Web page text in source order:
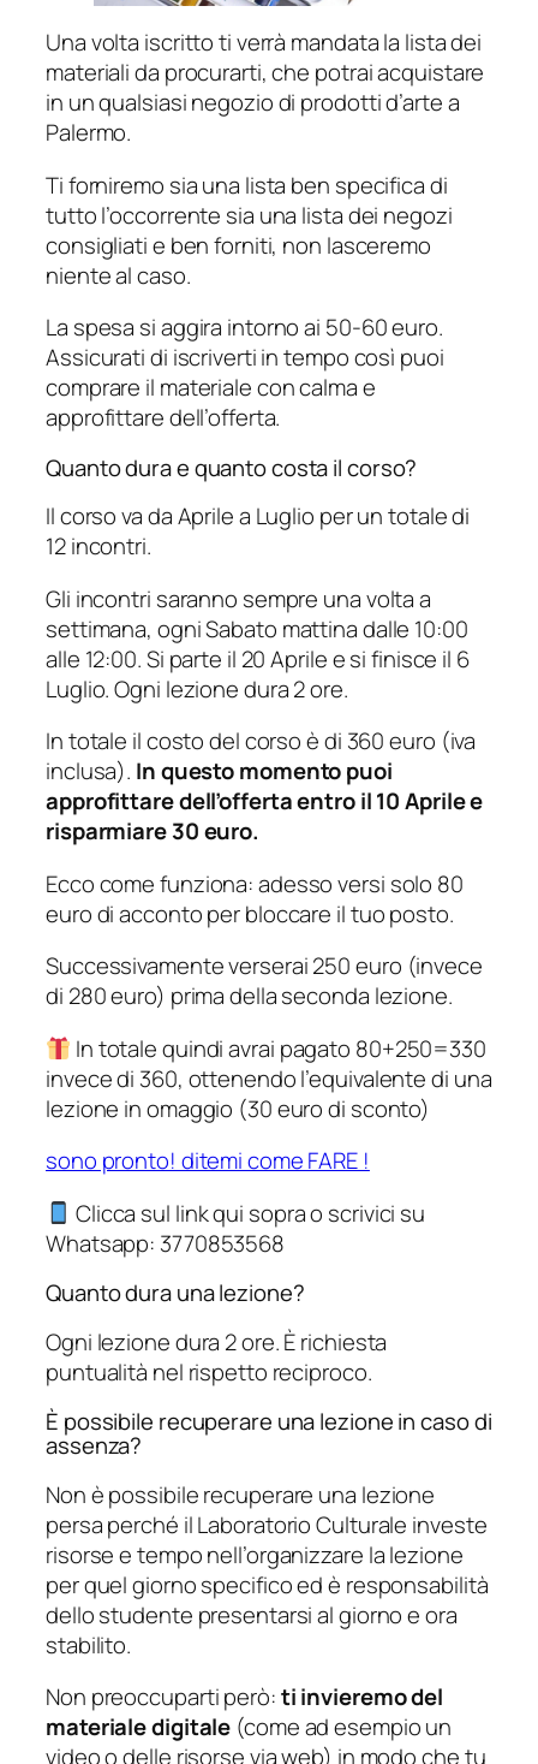
Una volta iscritto ti verrà mandata la lista dei
materiali da procurarti, che potrai acquistare
in un qualsiasi negozio di prodotti d’arte a
Palermo.
Ti forniremo sia una lista ben specifica di
tutto l’occorrente sia una lista dei negozi
consigliati e ben forniti, non lasceremo
niente al caso.
La spesa si aggira intorno ai 50-60 euro.
Assicurati di iscriverti in tempo così puoi
comprare il materiale con calma e
approfittare dell’offerta.
Quanto dura e quanto costa il corso?
Il corso va da Aprile a Luglio per un totale di
12 incontri.
Gli incontri saranno sempre una volta a
settimana, ogni Sabato mattina dalle 10:00
alle 12:00. Si parte il 20 Aprile e si finisce il 6
Luglio. Ogni lezione dura 2 ore.
In totale il costo del corso è di 360 euro (iva
inclusa). In questo momento puoi
approfittare dell’offerta entro il 10 Aprile e
risparmiare30 euro.
Ecco come funziona: adesso versi solo 80
euro di acconto per bloccare il tuo posto.
Successivamente verserai 250 euro (invece
di 280 euro) prima della seconda lezione.
In totale quindi avrai pagato 80+250=330
invece di 360, ottenendo l’equivalente di una
lezione in omaggio (30 euro di sconto)
sono pronto! ditemi come FARE !
Clicca sul link qui sopra o scrivici su
Whatsapp: 3770853568
Quanto dura una lezione?
Ogni lezione dura 2 ore. È richiesta
puntualità nel rispetto reciproco.
È possibile recuperare una lezione in caso di
assenza?
Non è possibile recuperare una lezione
persa perché il Laboratorio Culturale investe
risorse e tempo nell’organizzare la lezione
per quel giorno specifico ed è responsabilità
dello studente presentarsi al giorno e ora
stabilito.
Non preoccuparti però:ti invieremo del
materiale digitale (come ad esempio un
video o delle risorse via web) in modo che tu